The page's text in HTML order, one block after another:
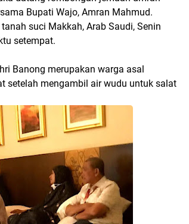
Bupati Wajo, Amran Mahmud.
suci Makkah, Arab Saudi, Senin
setempat.
Banong merupakan warga asal
setelah mengambil air wudu untuk salat